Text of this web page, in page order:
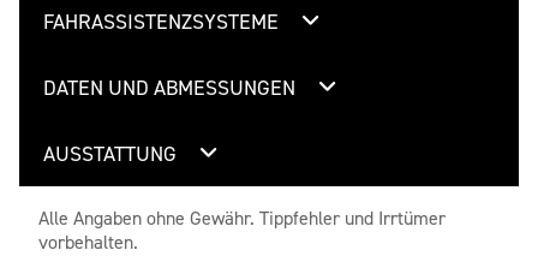
FAHRASSISTENZSYSTEME
DATEN UND ABMESSUNGEN
AUSSTATTUNG
Alle Angaben ohne Gewähr. Tippfehler und Irrtümer
vorbehalten.